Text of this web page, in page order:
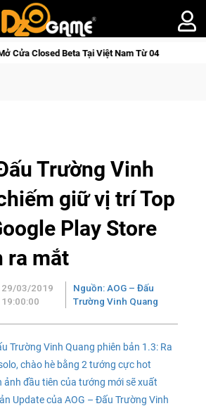
Từ 04 – 11/08/2026
Trường Vinh
giữ vị trí Top
Play Store
ra mắt
29/03/2019
19:00:00
Nguồn: AOG – Đấu
Trường Vinh Quang
Trường Vinh Quang phiên bản 1.3: Ra
chào hè bằng 2 tướng cực hot
ảnh đầu tiên của tướng mới sẽ xuất
Update của AOG – Đấu Trường Vinh